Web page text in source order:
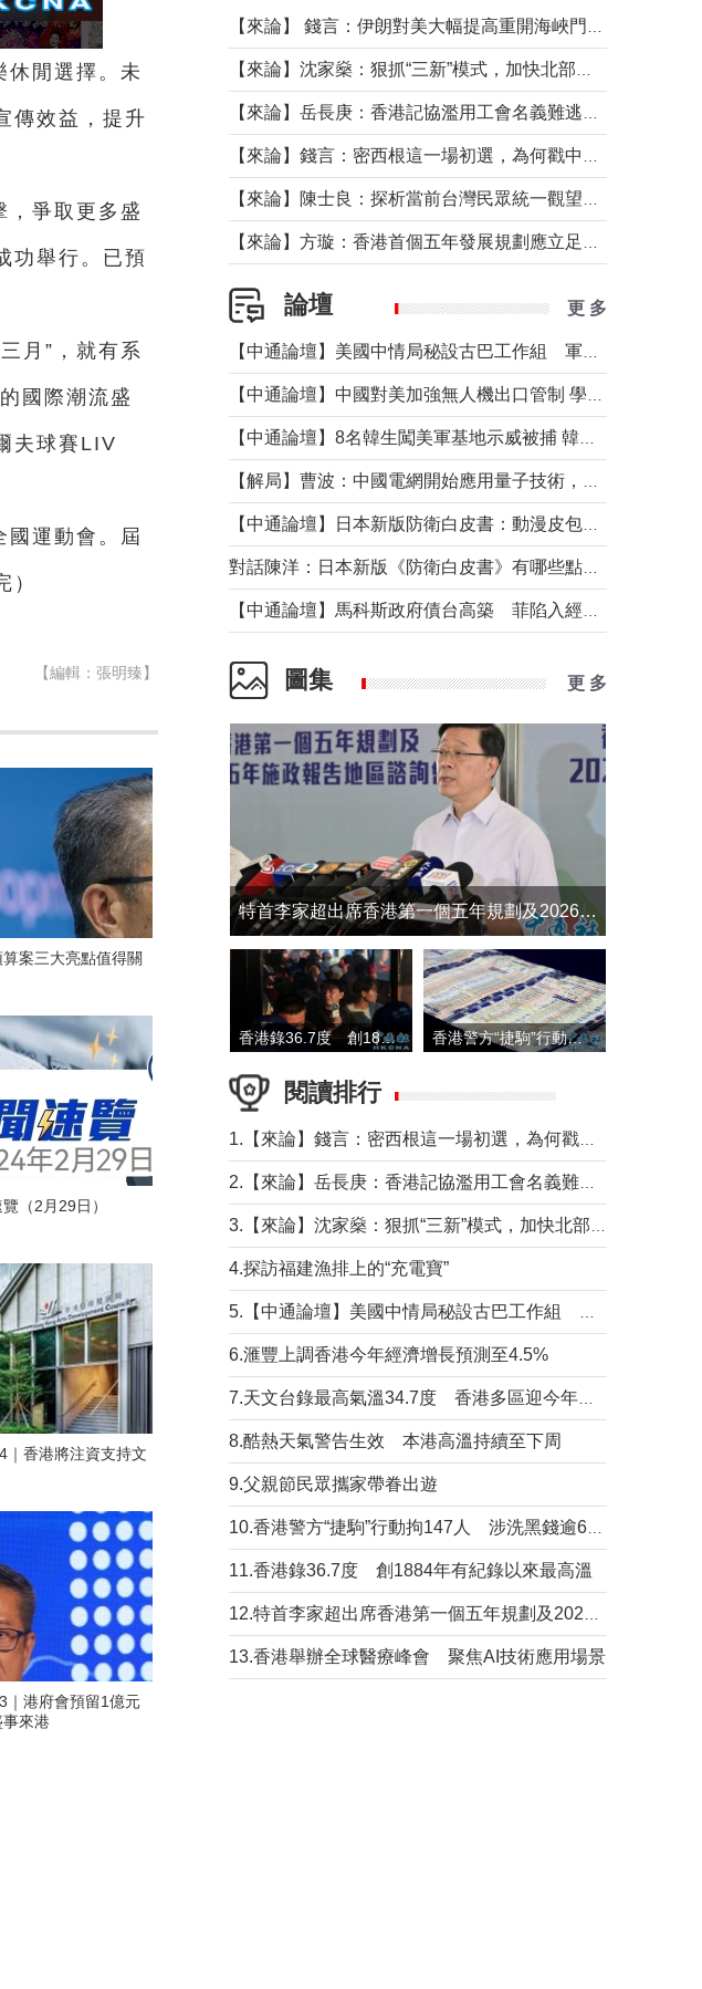
休閒選擇。未
傳效益，提升
，爭取更多盛
功舉行。已預
月”，就有系
國際潮流盛
夫球賽LIV
國運動會。屆
【編輯：張明臻】
案三大亮點值得關
（2月29日）
｜香港將注資支持文
｜港府會預留1億元
來港
論壇 更 多
圖集 更 多
​特首李家超出席香港第一個五年規劃及2026年《施政報告》地區諮詢會
香港錄36.7度 創1884年有紀錄以來最高溫 香港警方“捷駒”行動拘147人 涉洗黑錢逾6億元
閱讀排行
4.探訪福建漁排上的“充電寶”
6.滙豐上調香港今年經濟增長預測至4.5%
8.酷熱天氣警告生效 本港高溫持續至下周
9.父親節民眾攜家帶眷出遊
11.香港錄36.7度 創1884年有紀錄以來最高溫
13.香港舉辦全球醫療峰會 聚焦AI技術應用場景